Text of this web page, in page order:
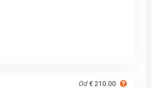
Od € 210.00